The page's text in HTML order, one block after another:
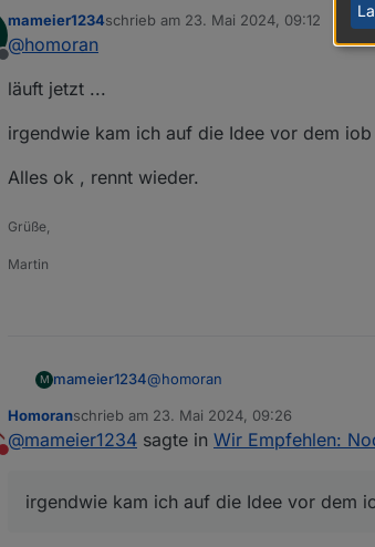
bei mir kommt bei "iob nodejs-
Deswegen immer alles zeigen!
EDIT
Offline
mameier1234schrieb am 23. Mai 2024, 09:12
zuletzt editiert von
@homoran
läuft jetzt ...
irgendwie kam ich auf die Idee vor dem
Alles ok , rennt wieder.
Grüße,
Martin
M mameier1234@homoran
läuft jetzt ...
Alles ok , rennt wieder.
Nicht stören
Homoranschrieb am 23. Mai 2024, 09:26
zuletzt editiert von
@mameier1234 sagte in Wir Empfehlen:
irgendwie kam ich auf die Idee vor dem